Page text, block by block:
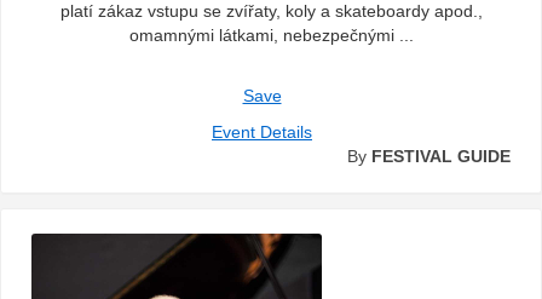
platí zákaz vstupu se zvířaty, koly a skateboardy apod.,
omamnými látkami, nebezpečnými ...
Save
Event Details
By FESTIVAL GUIDE